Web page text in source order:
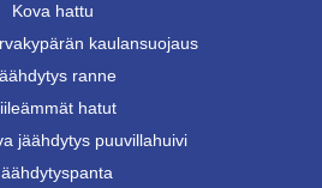
Kova hattu
kaulansuojaus
ranne
hatut
jäähdytys puuvillahuivi